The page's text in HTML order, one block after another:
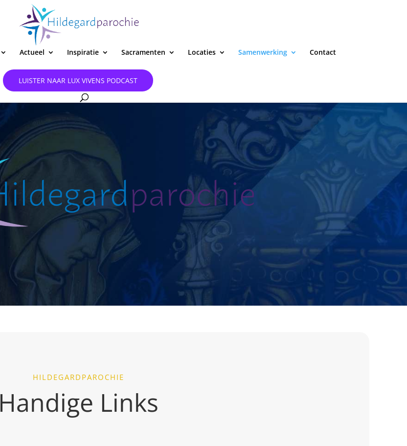
Actueel Inspiratie Sacramenten Locaties Samenwerking Contact
LUISTER NAAR LUX VIVENS PODCAST
HILDEGARDPAROCHIE
Handige Links